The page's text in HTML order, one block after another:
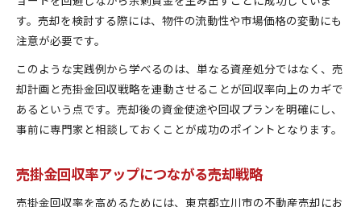
す。売却を検討する際には、物件の流動性や市場価格の変動にも
注意が必要です。
このような実践例から学べるのは、単なる資産処分ではなく、売
却計画と売掛金回収戦略を連動させることが回収率向上のカギで
あるという点です。売却後の資金使途や回収プランを明確にし、
事前に専門家と相談しておくことが成功のポイントとなります。
売掛金回収率アップにつながる売却戦略
売掛金回収率を高めるためには、東京都立川市の不動産売却にお